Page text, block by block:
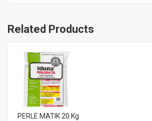
Related Products
PERLE MATIK 20 Kg